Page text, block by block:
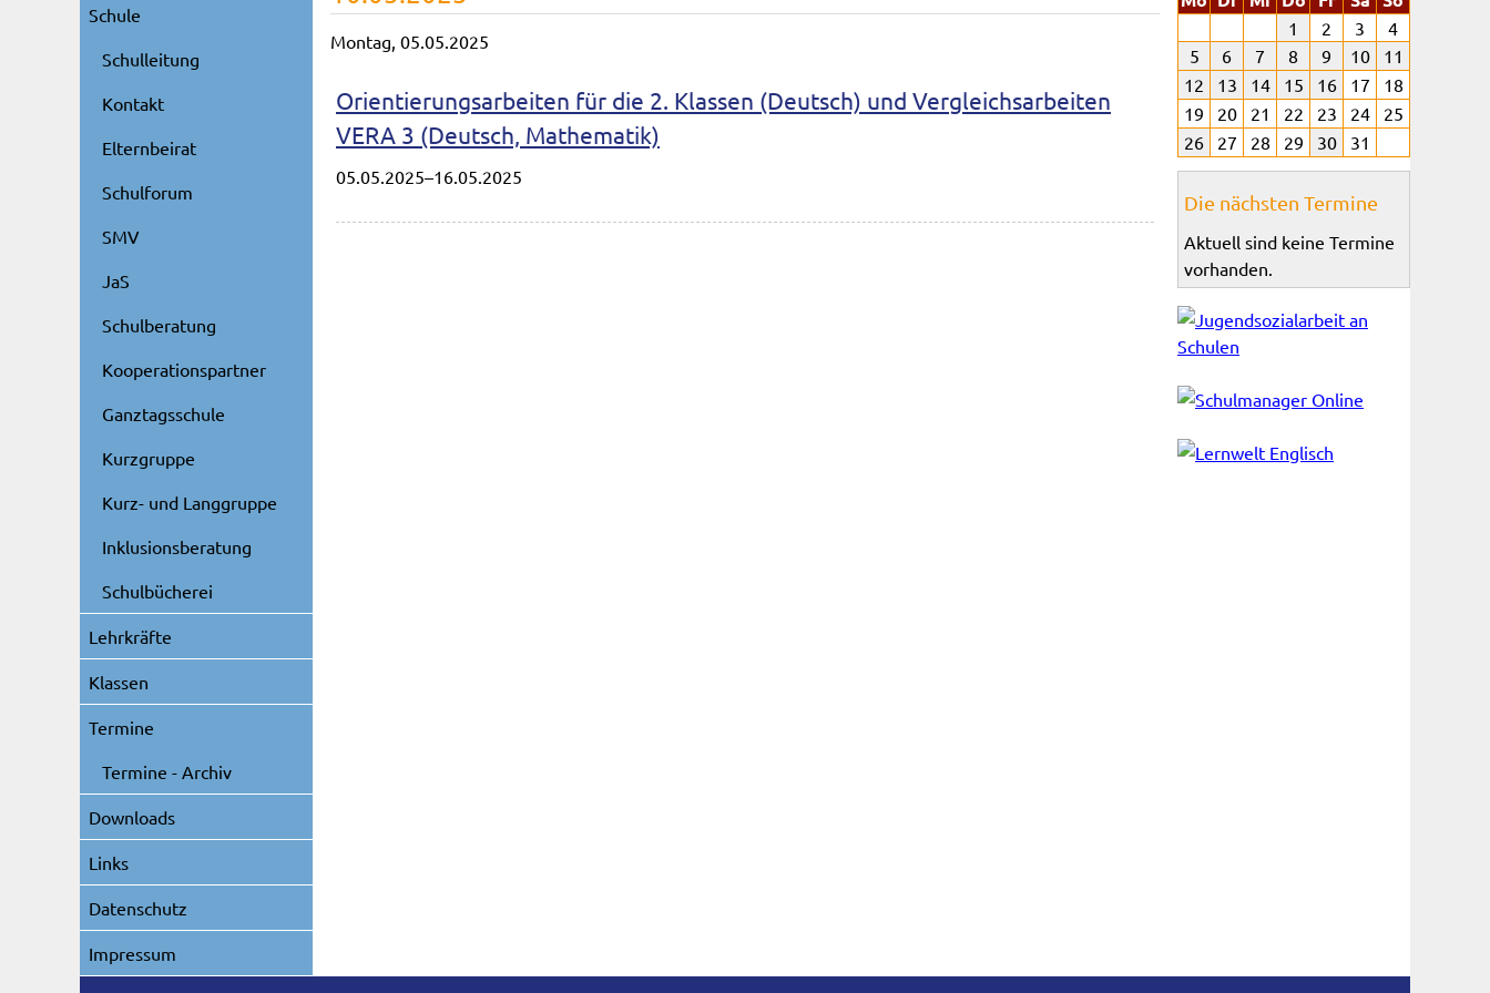
Montag, 05.05.2025
Orientierungsarbeiten für die 2. Klassen (Deutsch) und Vergleichsarbeiten
VERA 3 (Deutsch, Mathematik)
05.05.2025–16.05.2025
Schule
Schulleitung
Kontakt
Elternbeirat
Schulforum
SMV
JaS
Schulberatung
Kooperationspartner
Ganztagsschule
Kurzgruppe
Kurz- und Langgruppe
Inklusionsberatung
Schulbücherei
Lehrkräfte
Klassen
Termine
Termine - Archiv
Downloads
Links
Datenschutz
Impressum
1 2 3
4
5
6 7 8 9 10
11
12
13 14 15 16 17
18
19
20 21 22 23 24
25
26
27 28 29 30 31
Die nächsten Termine
Aktuell sind keine Termine
vorhanden.